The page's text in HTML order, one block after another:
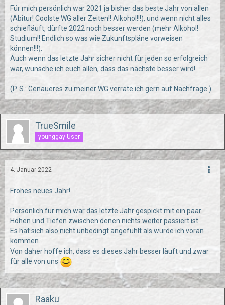
Für mich persönlich war 2021 ja bisher das beste Jahr von allen
(Abitur! Coolste WG aller Zeiten!! Alkohol!!!), und wenn nicht alles
schiefläuft, dürfte 2022 noch besser werden (mehr Alkohol!
Studium!! Endlich so was wie Zukunftspläne vorweisen
können!!!).
Auch wenn das letzte Jahr sicher nicht für jeden so erfolgreich
war, wünsche ich euch allen, dass das nächste besser wird!
(P. S.: Genaueres zu meiner WG verrate ich gern auf Nachfrage.)
TrueSmile
younggay User
4. Januar 2022
Frohes neues Jahr!
Persönlich für mich war das letzte Jahr gespickt mit ein paar
Höhen und Tiefen zwischen denen nichts weiter passiert ist.
Es hat sich also nicht unbedingt angefühlt als würde ich voran
kommen.
Von daher hoffe ich, dass es dieses Jahr besser läuft und zwar
für alle von uns
Raaku